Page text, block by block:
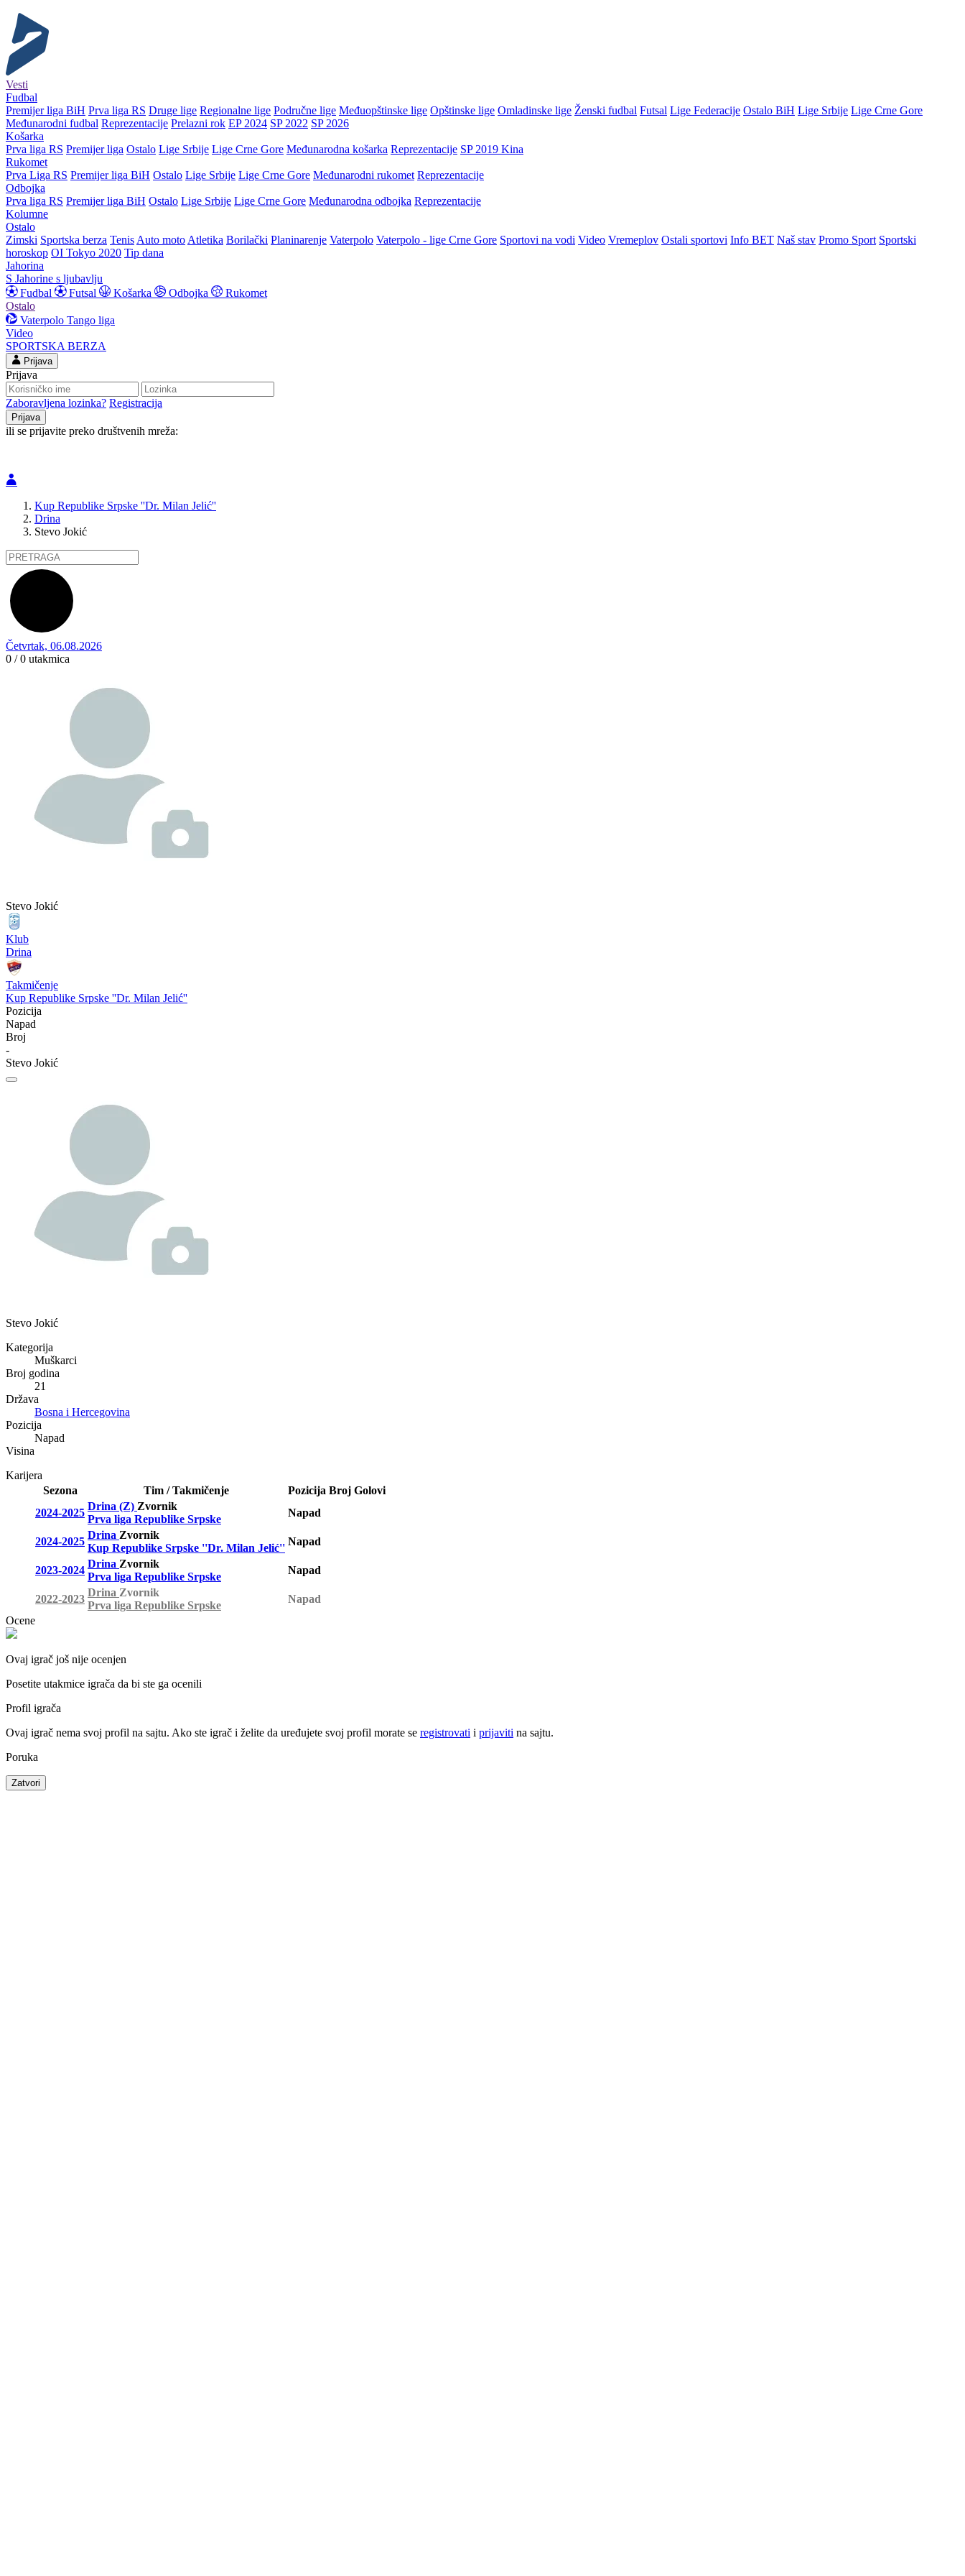
Vesti
Fudbal
Premijer liga BiH Prva liga RS Druge lige Regionalne lige Područne lige Međuopštinske lige Opštinske lige Omladinske lige Ženski fudbal Futsal Lige Federacije Ostalo BiH Lige Srbije Lige Crne Gore
Međunarodni fudbal Reprezentacije Prelazni rok EP 2024 SP 2022 SP 2026
Košarka
Prva liga RS Premijer liga Ostalo Lige Srbije Lige Crne Gore Međunarodna košarka Reprezentacije SP 2019 Kina
Rukomet
Prva Liga RS Premijer liga BiH Ostalo Lige Srbije Lige Crne Gore Međunarodni rukomet Reprezentacije
Odbojka
Prva liga RS Premijer liga BiH Ostalo Lige Srbije Lige Crne Gore Međunarodna odbojka Reprezentacije
Kolumne
Ostalo
Zimski Sportska berza Tenis Auto moto Atletika Borilački Planinarenje Vaterpolo Vaterpolo - lige Crne Gore Sportovi na vodi Video Vremeplov Ostali sportovi Info BET Naš stav Promo Sport Sportski
horoskop OI Tokyo 2020 Tip dana
Jahorina
S Jahorine s ljubavlju
Fudbal
Futsal Košarka Odbojka
Rukomet
Ostalo
Vaterpolo Tango liga
Video
SPORTSKA BERZA
Prijava
Prijava
Zaboravljena lozinka? Registracija
ili se prijavite preko društvenih mreža:
Kup Republike Srpske ''Dr. Milan Jelić''
Drina
Stevo Jokić
Četvrtak, 06.08.2026
0 / 0 utakmica
Stevo Jokić
Klub
Drina
Takmičenje
Kup Republike Srpske ''Dr. Milan Jelić''
Pozicija
Napad
Broj
-
Stevo Jokić
Stevo Jokić
Kategorija
Muškarci
Broj godina
21
Država
Bosna i Hercegovina
Pozicija
Napad
Visina
Karijera
Sezona
Tim / Takmičenje Pozicija Broj Golovi
2024-2025
Drina (Z) Zvornik
Prva liga Republike Srpske
Napad
2024-2025
Drina Zvornik
Kup Republike Srpske ''Dr. Milan Jelić''
Napad
2023-2024
Drina Zvornik
Prva liga Republike Srpske
Napad
2022-2023
Drina Zvornik
Prva liga Republike Srpske
Napad
Ocene
Ovaj igrač još nije ocenjen
Posetite utakmice igrača da bi ste ga ocenili
Profil igrača
Ovaj igrač nema svoj profil na sajtu. Ako ste igrač i želite da uređujete svoj profil morate se registrovati i prijaviti na sajtu.
Poruka
Zatvori